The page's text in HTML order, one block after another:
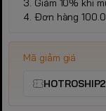
3. Giảm 10% khi
4. Đơn hàng
Mã giảm giá